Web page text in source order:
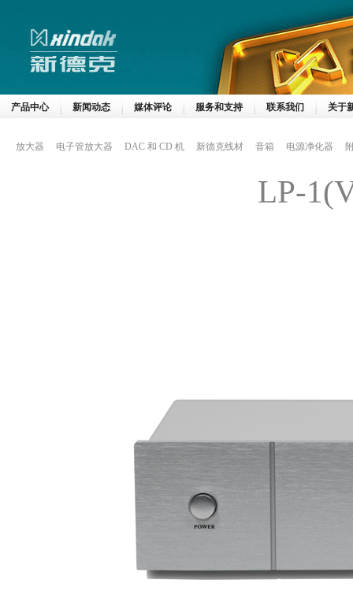
产品中心 新闻动态 媒体评论 服务和支持 联系我们 关于
放大器 电子管放大器 DAC 和 CD 机 新德克线材 音箱 电源净化器
LP-